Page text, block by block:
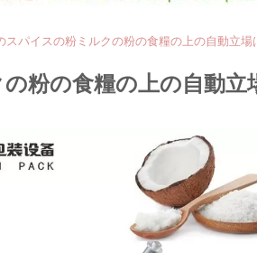
スパイスの粉ミルクの粉の食糧の上の自動立
粉の食糧の上の自動